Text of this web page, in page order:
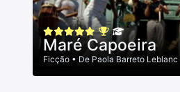
Maré Capoeira
Ficção • De Paola Barreto Leblanc